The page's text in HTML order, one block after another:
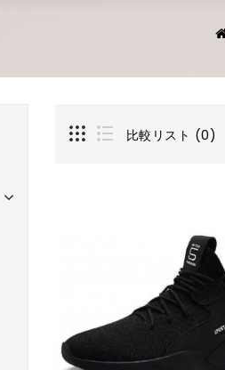
比較リスト (0)